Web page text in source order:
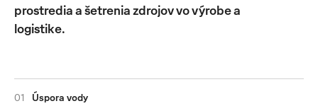
prostredia a šetrenia zdrojov vo výrobe a
logistike.
01 Úspora vody